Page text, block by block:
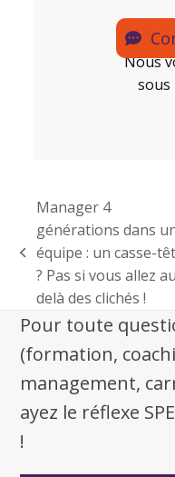
Nous
sous
Manager 4
générations dans
équipe : un casse-
? Pas si vous allez
delà des clichés !
Pour toute
(formation,
management,
ayez le réflexe
!